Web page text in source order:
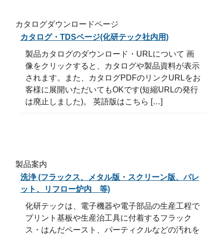
カタログダウンロードページ
カタログ・TDSページ(化研テック社内用)
製品カタログのダウンロード・URLについて 画
像をクリックすると、カタログや製品資料が表示
されます。また、カタログPDFのリンクURLをお
客様に展開いただいてもOKです(短縮URLの発行
は廃止しました)。 英語版はこちら […]
製品案内
洗浄 (フラックス、メタル版・スクリーン版、パレ
ット、リフロー炉内 等)
化研テックは、電子機器や電子部品の生産工程で
プリント基板や生産治工具に付着するフラック
ス・はんだペースト、パーティクルなどの汚れを